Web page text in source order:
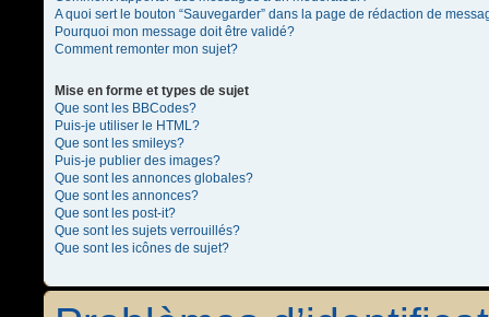
A quoi sert le bouton “Sauvegarder” dans la page de rédaction de
Pourquoi mon message doit être validé?
Comment remonter mon sujet?
Mise en forme et types de sujet
Que sont les BBCodes?
Puis-je utiliser le HTML?
Que sont les smileys?
Puis-je publier des images?
Que sont les annonces globales?
Que sont les annonces?
Que sont les post-it?
Que sont les sujets verrouillés?
Que sont les icônes de sujet?